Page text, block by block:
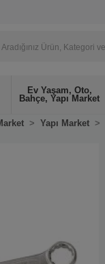
Ev Yaşam, Oto,
Bahçe, Yapı Market
Yapı Market